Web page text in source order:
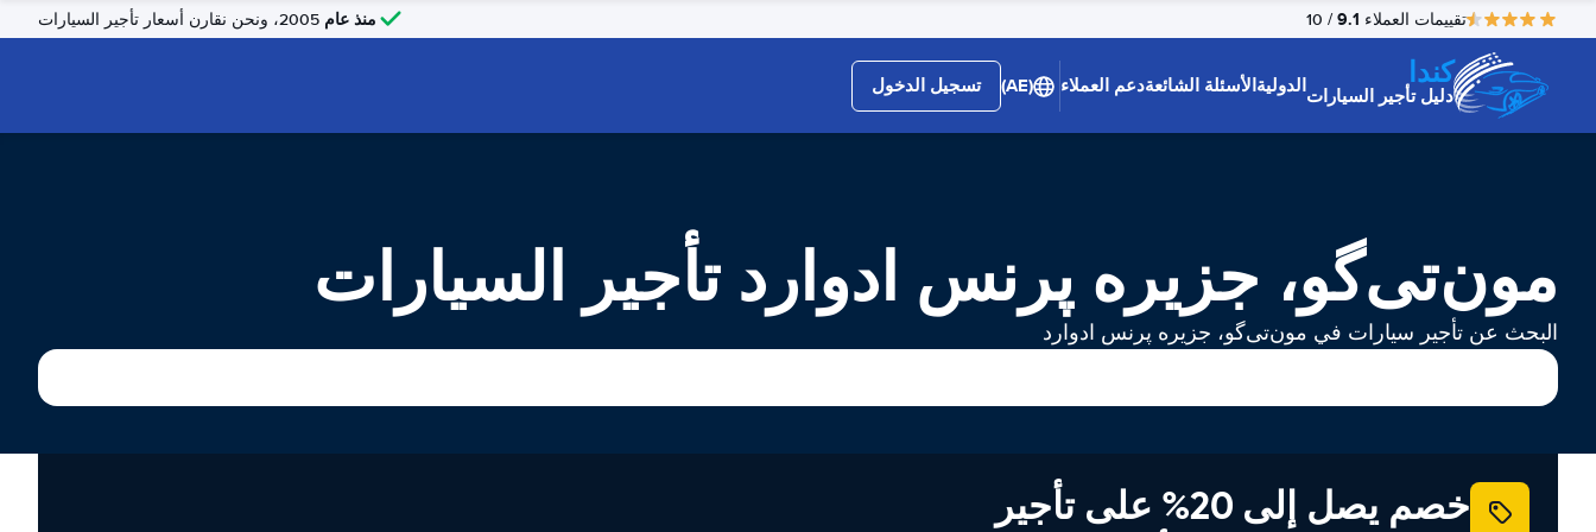
تقييمات العملاء 9.1
/ 10 منذ عام
كندا
دليل تأجير السياراتالدوليةالأسئلة الشائعةدعم العملاء (AE) تسجيل الدخول
مون‌تی‌گو، جزیره پرنس ادوارد تأجير السيارات
البحث عن تأجير سيارات في مون‌تی‌گو، جزیره پرنس ادوارد
خصم يصل إلى 20% على تأجير